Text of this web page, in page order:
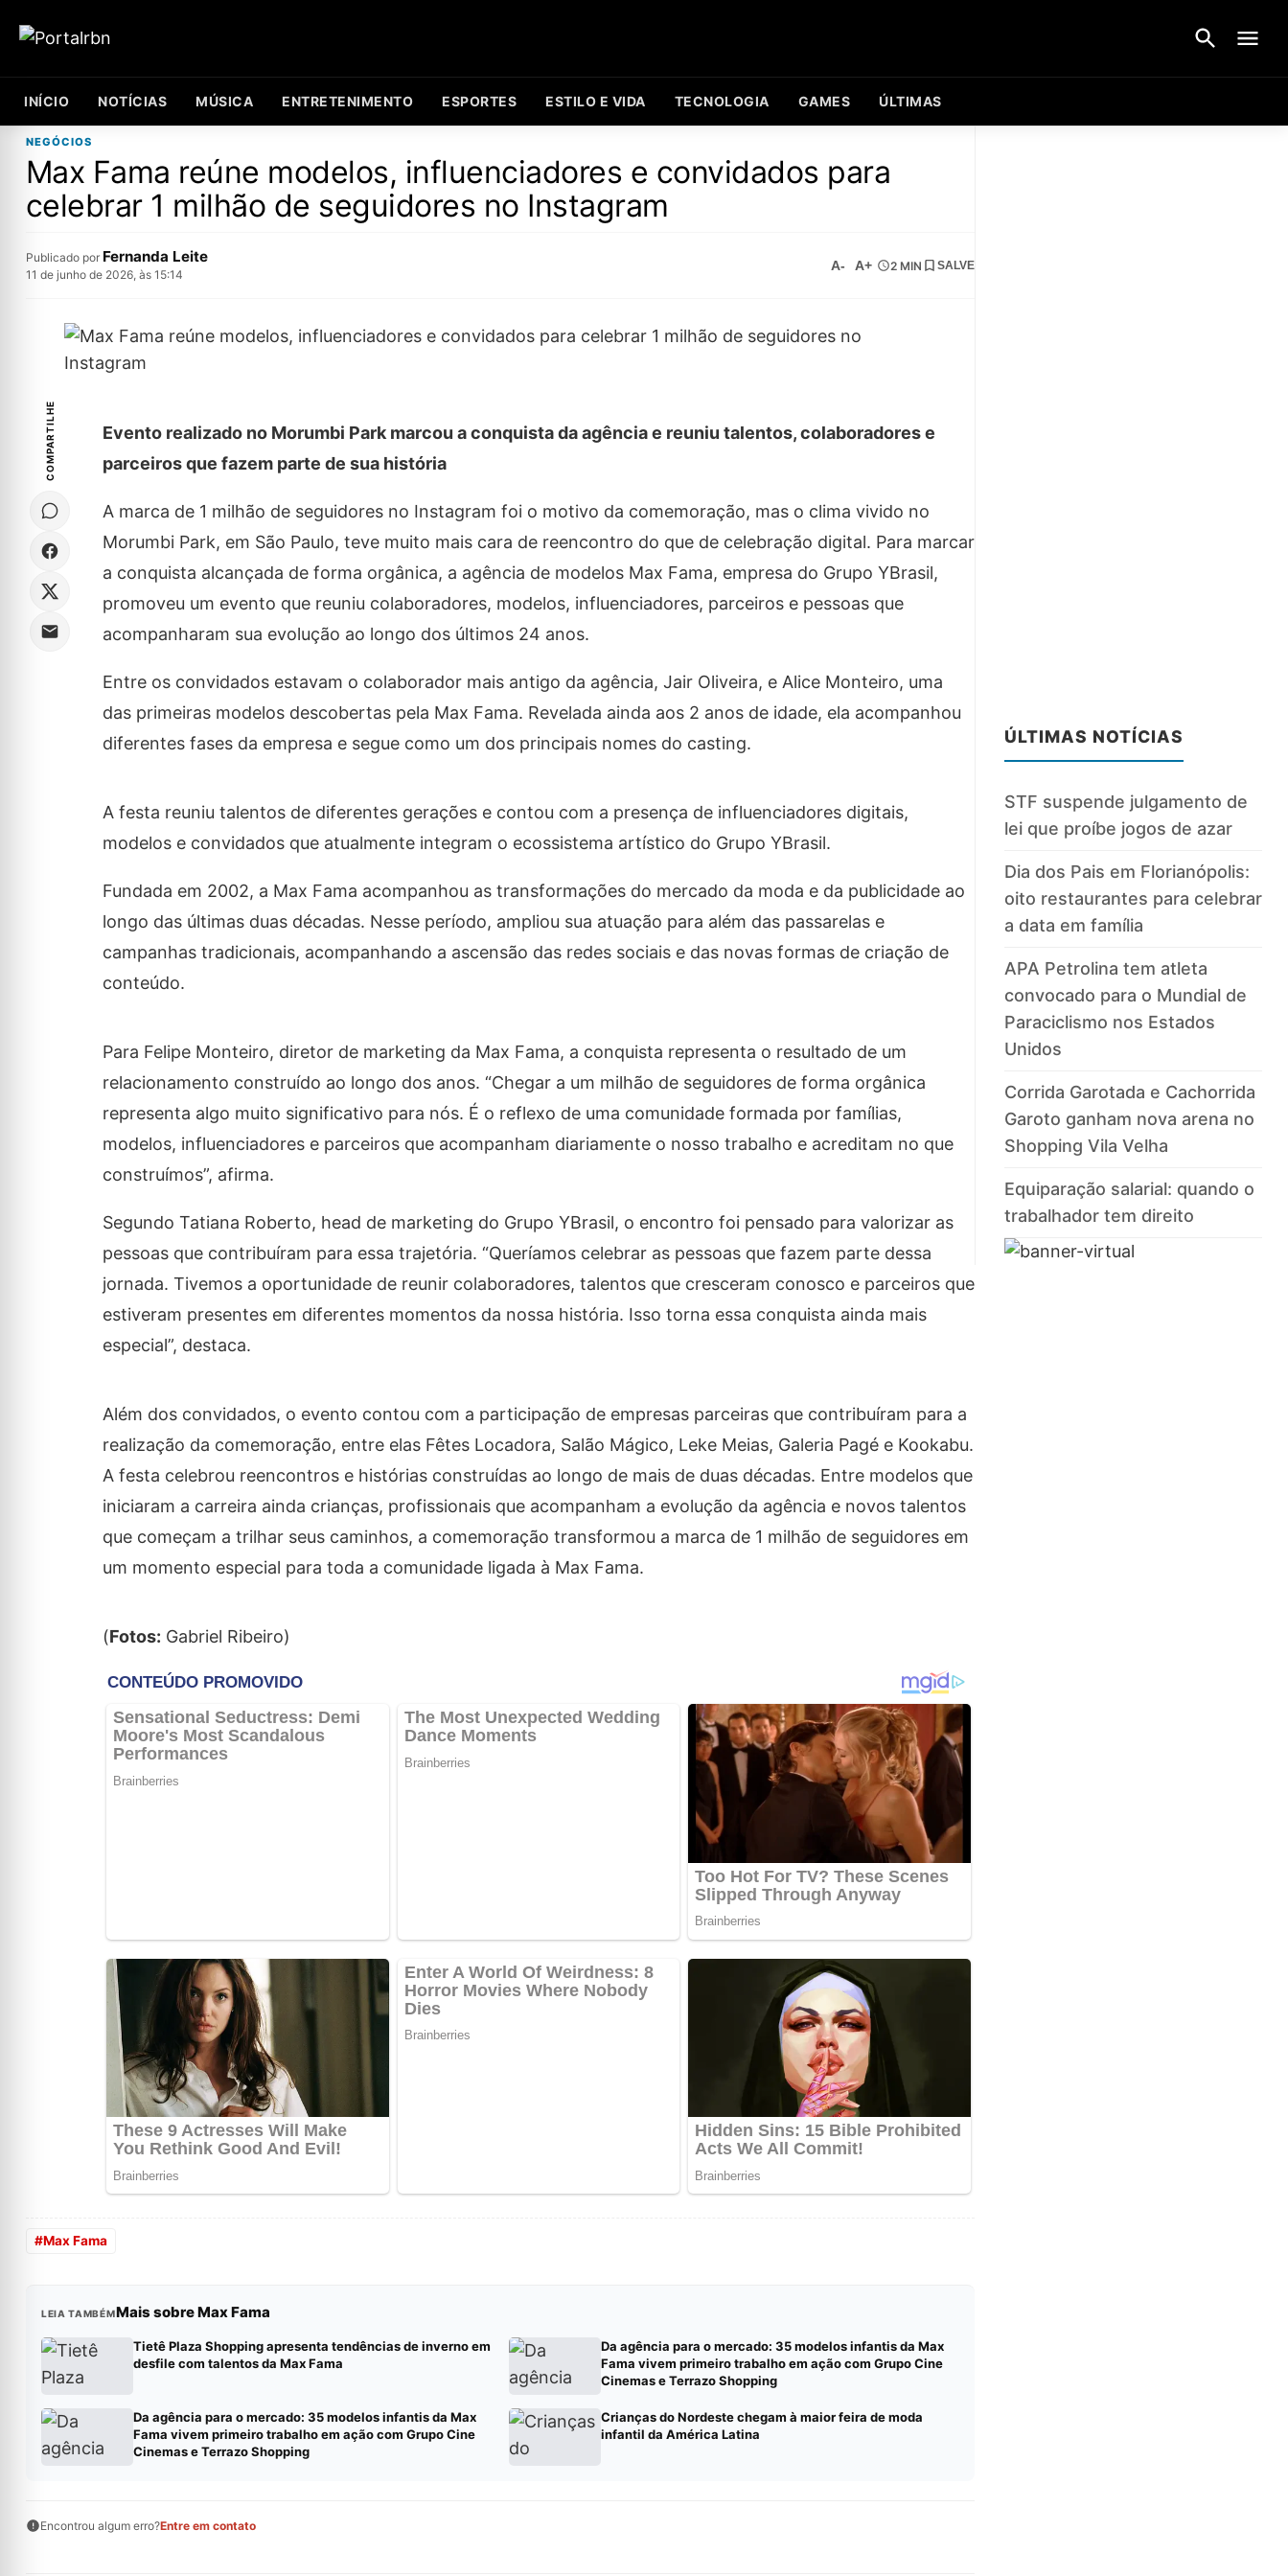
INÍCIO NOTÍCIAS MÚSICA ENTRETENIMENTO ESPORTES ESTILO E VIDA TECNOLOGIA GAMES ÚLTIMAS
NEGÓCIOS
Max Fama reúne modelos, influenciadores e convidados para
celebrar 1 milhão de seguidores no Instagram
Publicado por Fernanda Leite
11 de junho de 2026, às 15:14
A- A+ 2 MIN SALVE
COMPARTILHE
Evento realizado no Morumbi Park marcou a conquista da agência e reuniu talentos, colaboradores e
parceiros que fazem parte de sua história
A marca de 1 milhão de seguidores no Instagram foi o motivo da comemoração, mas o clima vivido no
Morumbi Park, em São Paulo, teve muito mais cara de reencontro do que de celebração digital. Para marcar
a conquista alcançada de forma orgânica, a agência de modelos Max Fama, empresa do Grupo YBrasil,
promoveu um evento que reuniu colaboradores, modelos, influenciadores, parceiros e pessoas que
acompanharam sua evolução ao longo dos últimos 24 anos.
Entre os convidados estavam o colaborador mais antigo da agência, Jair Oliveira, e Alice Monteiro, uma
das primeiras modelos descobertas pela Max Fama. Revelada ainda aos 2 anos de idade, ela acompanhou
diferentes fases da empresa e segue como um dos principais nomes do casting.
A festa reuniu talentos de diferentes gerações e contou com a presença de influenciadores digitais,
modelos e convidados que atualmente integram o ecossistema artístico do Grupo YBrasil.
Fundada em 2002, a Max Fama acompanhou as transformações do mercado da moda e da publicidade ao
longo das últimas duas décadas. Nesse período, ampliou sua atuação para além das passarelas e
campanhas tradicionais, acompanhando a ascensão das redes sociais e das novas formas de criação de
conteúdo.
Para Felipe Monteiro, diretor de marketing da Max Fama, a conquista representa o resultado de um
relacionamento construído ao longo dos anos. “Chegar a um milhão de seguidores de forma orgânica
representa algo muito significativo para nós. É o reflexo de uma comunidade formada por famílias,
modelos, influenciadores e parceiros que acompanham diariamente o nosso trabalho e acreditam no que
construímos”, afirma.
Segundo Tatiana Roberto, head de marketing do Grupo YBrasil, o encontro foi pensado para valorizar as
pessoas que contribuíram para essa trajetória. “Queríamos celebrar as pessoas que fazem parte dessa
jornada. Tivemos a oportunidade de reunir colaboradores, talentos que cresceram conosco e parceiros que
estiveram presentes em diferentes momentos da nossa história. Isso torna essa conquista ainda mais
especial”, destaca.
Além dos convidados, o evento contou com a participação de empresas parceiras que contribuíram para a
realização da comemoração, entre elas Fêtes Locadora, Salão Mágico, Leke Meias, Galeria Pagé e Kookabu.
A festa celebrou reencontros e histórias construídas ao longo de mais de duas décadas. Entre modelos que
iniciaram a carreira ainda crianças, profissionais que acompanham a evolução da agência e novos talentos
que começam a trilhar seus caminhos, a comemoração transformou a marca de 1 milhão de seguidores em
um momento especial para toda a comunidade ligada à Max Fama.
(Fotos: Gabriel Ribeiro)
#Max Fama
LEIA TAMBÉMMais sobre Max Fama
Tietê Plaza Shopping apresenta tendências de inverno em
desfile com talentos da Max Fama
Da agência para o mercado: 35 modelos infantis da Max
Fama vivem primeiro trabalho em ação com Grupo Cine
Cinemas e Terrazo Shopping
Da agência para o mercado: 35 modelos infantis da Max
Fama vivem primeiro trabalho em ação com Grupo Cine
Cinemas e Terrazo Shopping
Crianças do Nordeste chegam à maior feira de moda
infantil da América Latina
Encontrou algum erro?Entre em contato
ÚLTIMAS NOTÍCIAS
STF suspende julgamento de
lei que proíbe jogos de azar
Dia dos Pais em Florianópolis:
oito restaurantes para celebrar
a data em família
APA Petrolina tem atleta
convocado para o Mundial de
Paraciclismo nos Estados
Unidos
Corrida Garotada e Cachorrida
Garoto ganham nova arena no
Shopping Vila Velha
Equiparação salarial: quando o
trabalhador tem direito